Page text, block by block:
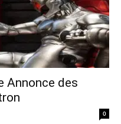
Annonce des
0